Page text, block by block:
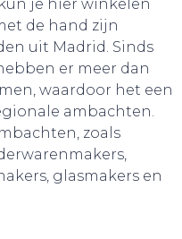
je hier winkelen
de hand zijn
uit Madrid. Sinds
er meer dan
waardoor het een
ambachten.
zoals
glasmakers en